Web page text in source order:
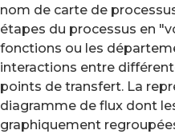
nom de carte de
étapes du processus en
fonctions ou les
interactions entre
points de transfert. La
diagramme de flux dont
graphiquement